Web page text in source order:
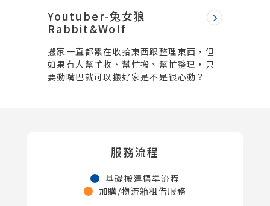
Youtuber-兔女狼
Rabbit&Wolf
搬家一直都累在收拾東西跟整理東西，但
如果有人幫忙收、幫忙搬、幫忙整理，只
要動嘴巴就可以搬好家是不是很心動？
服務流程
基礎搬運標準流程
加購/物流箱租借服務